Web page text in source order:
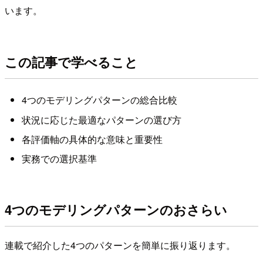
います。
この記事で学べること
4つのモデリングパターンの総合比較
状況に応じた最適なパターンの選び方
各評価軸の具体的な意味と重要性
実務での選択基準
4つのモデリングパターンのおさらい
連載で紹介した4つのパターンを簡単に振り返ります。